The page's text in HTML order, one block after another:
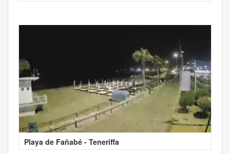
Playa de Fañabé - Teneriffa